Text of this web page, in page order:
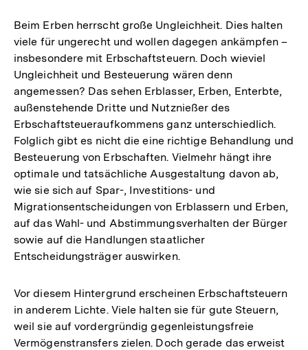
Beim Erben herrscht große Ungleichheit. Dies halten
viele für ungerecht und wollen dagegen ankämpfen –
insbesondere mit Erbschaftsteuern. Doch wieviel
Ungleichheit und Besteuerung wären denn
angemessen? Das sehen Erblasser, Erben, Enterbte,
außenstehende Dritte und Nutznießer des
Erbschaftsteueraufkommens ganz unterschiedlich.
Folglich gibt es nicht die eine richtige Behandlung und
Besteuerung von Erbschaften. Vielmehr hängt ihre
optimale und tatsächliche Ausgestaltung davon ab,
wie sie sich auf Spar-, Investitions- und
Migrationsentscheidungen von Erblassern und Erben,
auf das Wahl- und Abstimmungsverhalten der Bürger
sowie auf die Handlungen staatlicher
Entscheidungsträger auswirken.
Vor diesem Hintergrund erscheinen Erbschaftsteuern
in anderem Lichte. Viele halten sie für gute Steuern,
weil sie auf vordergründig gegenleistungsfreie
Vermögenstransfers zielen. Doch gerade das erweist